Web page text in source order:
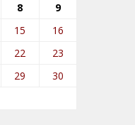
8
9
15
16
22
23
29
30